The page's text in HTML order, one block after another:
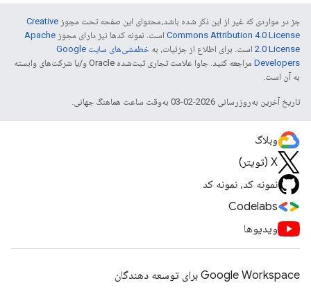
جز در مواردی که غیر از این ذکر شده باشد،‌محتوای این صفحه تحت مجوز Creative
Commons Attribution 4.0 License است. نمونه کدها نیز دارای مجوز Apache
2.0 License است. برای اطلاع از جزئیات، به
خطمشی‌های سایت Google
Developers‏
مراجعه کنید. جاوا علامت تجاری ثبت‌شده Oracle و/یا شرکت‌های وابسته
به آن است.
تاریخ آخرین به‌روزرسانی 2026-02-03 به‌وقت ساعت هماهنگ جهانی.
وبلاگ
X (تویتر)
نمونه کد، نمونه کد
Codelabs
ویدیوها
Google Workspace برای توسعه دهندگان